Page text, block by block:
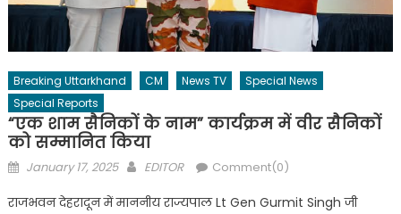
Breaking Uttarkhand CM News TV
Special News
Special Reports
“एक शाम सैनिकों के नाम” कार्यक्रम में वीर सैनिकों
को सम्मानित किया
Posted
January 17, 2025 Author
EDITOR Comment(0)
राजभवन देहरादून में माननीय राज्यपाल Lt Gen Gurmit Singh जी